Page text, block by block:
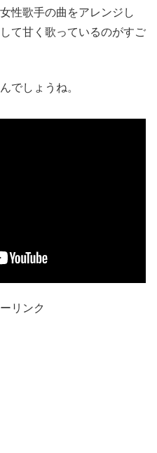
性歌手の曲をアレンジし
て甘く歌っているのがすご
でしょうね。
リンク